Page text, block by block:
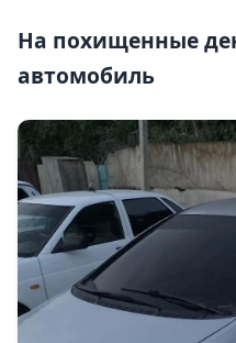
На похищенные
автомобиль